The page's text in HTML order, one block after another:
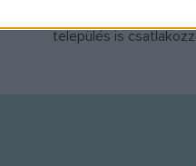
or app.
település is